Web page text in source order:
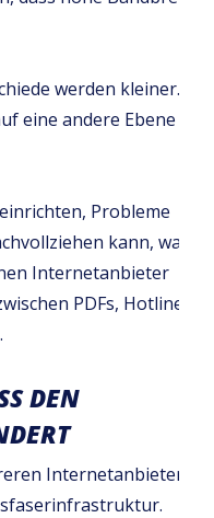
werden kleiner. Der
eine andere Ebene –
Probleme
kann, was
Internetanbieter
PDFs, Hotline
DEN
Internetanbietern